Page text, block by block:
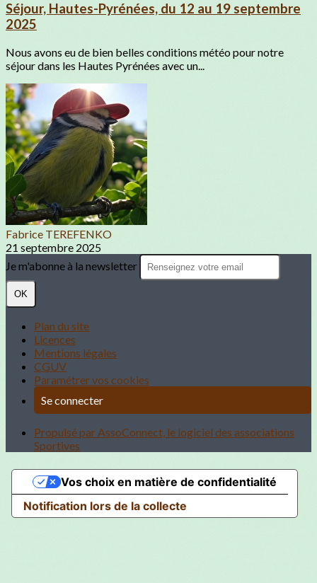
Séjour, Hautes-Pyrénées, du 12 au 19 septembre
2025
Nous avons eu de bien belles conditions météo pour notre
séjour dans les Hautes Pyrénées avec un...
Fabrice TEREFENKO
21 septembre 2025
Je m'abonne à la newsletter
OK
Plan du site
Licences
Mentions légales
CGUV
Paramétrer vos cookies
Se connecter
Propulsé par AssoConnect, le logiciel des associations
Sportives
Notification lors de la collecte
Vos choix en matière de confidentialité